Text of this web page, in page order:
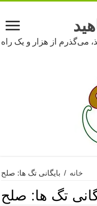
می‌گذرم از هزار و یک راه
خانه / بایگانی تگ ها: صلح
تگ ها: صلح